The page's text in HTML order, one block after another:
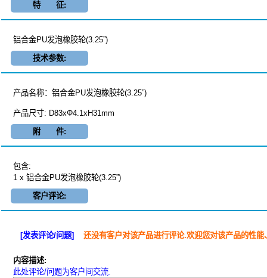
特 征:
铝合金PU发泡橡胶轮(3.25”)
技术参数:
产品名称：铝合金PU发泡橡胶轮(3.25”)
产品尺寸: D83xΦ4.1xH31mm
附 件:
包含:
1 x 铝合金PU发泡橡胶轮(3.25”)
客户评论:
[发表评论/问题] 还没有客户对该产品进行评论.欢迎您对该产品的性
内容描述:
此处评论/问题为客户间交流.